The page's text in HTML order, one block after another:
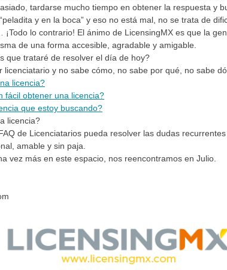
tardarse mucho tiempo en obtener la respuesta y
y en la boca” y eso no está mal, no se trata de
lo contrario! El ánimo de LicensingMX es que la
de una forma accesible, agradable y amigable.
que trataré de resolver el día de hoy?
licenciatario y no sabe cómo, no sabe por qué, no sabe
licencia?
fácil obtener una licencia?
que estoy buscando?
licencia?
de Licenciatarios pueda resolver las dudas
amable y sin paja.
vez más en este espacio , nos reencontramos en Julio